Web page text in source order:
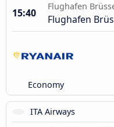
15:40
Flughafen
Flughafen
Economy
ITA Airways